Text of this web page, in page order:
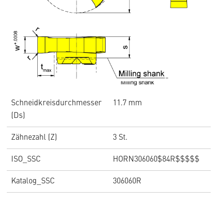
Schneidkreisdurchmesser
(Ds)
11.7 mm
Zähnezahl (Z) 3 St.
ISO_SSC HORN306060$84R$$$$$
Katalog_SSC 306060R